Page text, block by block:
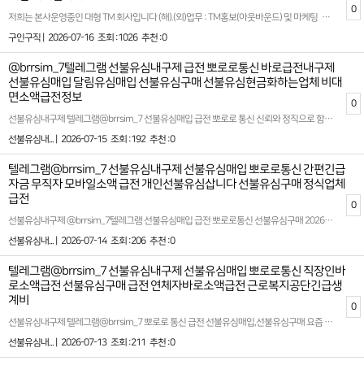
저희는 본사운영중인 대형 TM 회사입니다 (해).(외)업무 : TM홍보(아웃바운드) 및 마케팅 회원관리 업무입니다.성별 : 무관나이 : 무관근무시간 : am07:00~pm02:00 (공휴일,빨간날 휴무 설 연휴 보너스 지급)일당: 주급으로드립니다***티켓 지원 및 비자비용 지원, 식사 및 기본 생필품 지원, 최우수 사원 보너스지급***+++의미없는 과대포장 안합니다, 이바닥 뭐니뭐니해도 안전이 중요하다고 생각합니다.일해보시고 적성에 안맞아서 가시는거면 말리지는 않습니만이왕오시는거면 너무 가볍게 생각안하셨으면 좋겠고, 장기적으로 손잡고 일할 수 있는분이셨으면 하는 바램입니다."""기본적으로 돈쓸일 없습니다 본인이 여자,도박,술 에 빠지지않는이상여러방법으로 시스템이 있기때문에 무조건 수익납니다 !!!"""텔레그램 @feez868성별무관 친구랑 동반가능 커플동반가능 개인&팀가능 전부환영입니다!!!글 캡쳐후 상담문의 주시면 빠른 상담 가능합니다.https://t.me/feez868#고수익 #콜직원 #텔레마케팅 #해외티엠 #돈 #머니 #해외구인 #숙식제공 #해외여행 #해외 #해외tm #해외일자리 #구인 #고수익알바 #구인 #구직 #머니박스 #외국일자리 #해외업무 #계약직 #돈 #부산 #금수저 #돈스타그램 #재테크 #콜센터 #일하자 #20대일자리 #직장 #돈많은백수가되고싶다 #30대 #취준생 #취업준비 #백수 #백조 #인생역전 #30대일자리 #40대일자리 #돈버는방법 #1억 #월천만 #수입차 #사무직
구인구직 |
2026-07-16 조회 :1026 추천 :0
0
@brrsim_7텔레그램 선불유심내구제 급전 뽀로로통신 바로급전내구제
선불유심매입 달림유심매입 선불유심구매 선불유심현금화하는업체 비대
면소액급전정보
선불유심내구제 텔레그램@brrsim_7 선불유심매입 급전 뽀로로 통신 신뢰와 정직으로 함께하는 금융 파트너 선불유심구매 - 뽀로로 통신은 정식등록된 선불유심 내구제 정식업체로서 고객 여러분의 다양한 금융 상황에 맞춘 비대면 바로소액급전 및 비대면 초소액급전대출 서비스를 제공합니다 ! 급전대출‚급전¸소액급전ˏ가개통،폰테크،내구제¸폰내구제‚유심내구제ˎ핸드폰내구제ˏ대출ˏ소액대출ˎ무직자대출ˏ선불유심‚선불폰‚급전ˏ급한돈ˏ꽁돈،대출이자،무이자대출¸작업대출‚바로급전‚바로지급ˎ주부대출¸소액급전 필요한 순간 복잡한 절차없이 신속하고 안전하게 도움을 받을수있는 환경을 추구합니다 !뽀로로 통신은 단순한 자금 지원을 넘어 고객이 신뢰할수 있는 금융 파트너로서 역할을 수행하고 있습니다 ! 신용 등급이나 기존 대출 이력등으로 인해 기존 금융권 이용이 어려운 분들을 위해 긴급생계비지원소액대출 서비스를 운영하며 사회적 책임과 금융 복지를 함께 실현하고 있습니다 ! 모든 서비스는 비대면 방식으로 진행되어 고객이 어디서나 간편하게 신청할수 있으며 개인정보는 철저히 보호됩니다 !또한 전문 상담팀이 상시 대기하여 고객의 상황에 가장 적합한 맞춤형 금융 솔루션을 제안드립니다 ! 확실한 파트너와 함께하세요 시간 낭비와 신용 하락을 막는 가장 좋은 방법은 처음부터 제대로 된 전문가를 만나는 것입니다 홈페이지: https://brrsim77.isweb.co.kr 홈페이지: https://litt.ly/brrsim7
선불유심내... |
2026-07-15 조회 :192 추천 :0
0
텔레그램@brrsim_7 선불유심내구제 선불유심매입 뽀로로통신 간편긴급
자금 무직자 모바일소액 급전 개인선불유심삽니다 선불유심구매 정식업체
급전
선불유심내구제 @brrsim_7텔레그램 선불유심매입 급전 뽀로로통신 선불유심구매 2026년 선불폰유심매입합니다 정식업체 백수비상금대출 서울신불자생계비소액대출 소액대출이 필요한 분들을 위한 최적의 선택 저희는 모바일 소액대출 및 내구제를 전문으로 제공하는 2026년 정식 등록 업체입니다. 소액 20만 원부터 다양한 금액대를 유연하게 지원하며, 신용등급과 상관없이 누구나 이용할 수 있는 실질적이고 현실적인 금융 솔루션을 제공합니다 특히, 뽀로로통신 선불유심 내구제를 통해 신용불량자, 신분증이 필요한 대출 여부 확인이 힘든 분들까지도 간편하게 서비스를 이용할 수 있도록 돕고 있습니다. 급한 상황에서도 빠르고 안전하게 해결할 수 있는 맞춤형 금융 지원 시스템을 구축하여 고객이 안심하고 신뢰할 수 있는 서비스를 약속드립니다.생계비가 필요한 분들께 작은 도움이나마 보탬이 되고자 정직하고 투명한 절차를 고수합니다. 또한, 철저한 상담과 세심한 안내로 고객 개개인의 상황에 맞춘 최적의 대출 상품을 추천드리며, 여러분의 경제적 부담을 감소시킬 수 있도록 최선을 다하고 있습니다 뽀로로통신 선불유심내구제 무피해소액급전대출 시간과 서류 준비의 압박에서 해방되고 싶으신가요? 당사의 모바일 소액대출 서비스는 복잡한 절차 없이 간단하게 신청 가능하며, 심사가 빠르게 이루어지는 점이 특징입니다. 긴급한 생계비나 비상금 마련이 필요하신 경우, 저희 서비스와 함께라면 한층 더 여유로움을 느낄 수 있습니다.고객의 금융 상태를 존중하여 어떤 상황에서도 희망을 잃지 않도록 돕겠습니다. 저희와 함께라면 해결책은 항상 존재합니다. 여러분의 신뢰를 최우선으로 생각하며, 안정적이고 효율적인 재정 관리를 위해 높은 수준의 서비스를 지속적으로 제공할 것을 약속드립니다 바로개통→확인후 즉시 정산 ! 모든 개통은 고객 본인 확인 후 → 합법적인 절차로 안전하게 진행됩니다 확실한 파트너와 함께하세요 시간 낭비와 신용 하락을 막는 가장 좋은 방법은 처음부터 제대로 된 전문가를 만나는 것입니다 홈페이지: https://brrsim77.isweb.co.kr 홈페이지: https://litt.ly/brrsim7
선불유심내... |
2026-07-14 조회 :206 추천 :0
0
텔레그램@brrsim_7 선불유심내구제 선불유심매입 뽀로로통신 직장인바
로소액급전 선불유심구매 급전 연체자바로소액급전 근로복지공단긴급생
계비
선불유심내구제 텔레그램@brrsim_7 뽀로로 통신 급전 선불유심매입,선불유심구매 요즘 불경기때문에 상황이 많이 어려우시죠? 지금 이순간부터 더 나은 소비를 실천할수 있는 방법입니다!가볍게 시작한 선택이 인생 자체를 바꾸는건 아닐수 있습니다!@brrsim_7 하지만 작은 지출을 관리하는 능력은 곧 자기 인생을 관리하는 힘으로 이어집니다! 오늘도 새로운 선택을 고민하고 있다면 선불유심 뽀로로 통신과 함께하세요! 당신의 통장은 물론이고,삶의 질도 바뀌기 시작할것입니다! 자류롭게 살고 싶다면 선불유심내구제 뽀로로 통신과 함께하세요 모바일 대출,소액급전,소액대출,알바,생활비,재테크,책임 있는 소비 습관, 생활비 계획, 재정관리 체계 구축, 비상금 마련, 금융 리스크 인식, 장기 재무 목표 설정, 정책금융 활용, 서민금융 접근, 금융 상담 활용, 합법적 대출 활용, 투명정산, 재무 설계, 금융사기 예방, 소비자보호, 디지털 신원 보호, 개인정보 안전 관리, 모바일 인증과 전자서명 불필요한 고정비를 줄이는것은 장기적으로 큰 도움이 됩니다 대한민국 정식 등록업체!신규 1회선 11만원 지급!최대 3회선 35만원 지급!15일이상 유지시 유지비 지급,보너스 선물 지급! 소개시 소개비 3만원~5만원 지급! 확실한 파트너와 함께하세요 시간 낭비와 신용 하락을 막는 가장 좋은 방법은 처음부터 제대로 된 전문가를 만나는 것입니다 감사합니다! 좋은하루 보내세요! 홈페이지: https://brrsim77.isweb.co.kr 홈페이지: https://litt.ly/brrsim7
선불유심내... |
2026-07-13 조회 :211 추천 :0
0